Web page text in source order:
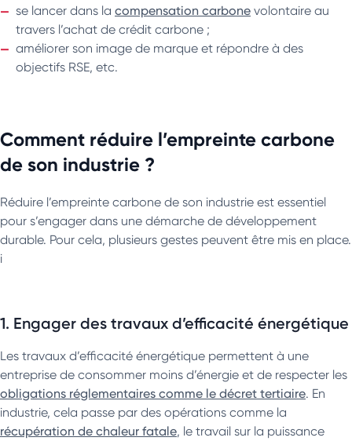
se lancer dans la compensation carbone volontaire au
travers l’achat de crédit carbone ;
améliorer son image de marque et répondre à des
objectifs RSE, etc.
Comment réduire l’empreinte carbone
de son industrie ?
Réduire l’empreinte carbone de son industrie est essentiel
pour s’engager dans une démarche de développement
durable. Pour cela, plusieurs gestes peuvent être mis en place.
i
1. Engager des travaux d’efficacité énergétique
Les travaux d’efficacité énergétique permettent à une
entreprise de consommer moins d’énergie et de respecter les
obligations réglementaires comme le décret tertiaire. En
industrie, cela passe par des opérations comme la
récupération de chaleur fatale, le travail sur la puissance